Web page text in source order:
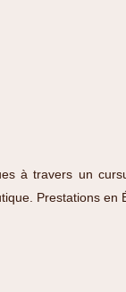
à travers un
Prestations en